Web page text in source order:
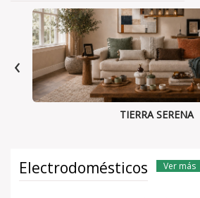
TIERRA SERENA
‹
Electrodomésticos Ver más